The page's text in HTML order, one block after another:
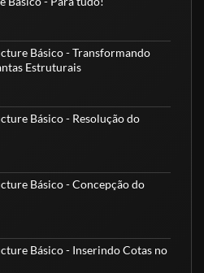
Básico - Transformando
Estruturais
Básico - Resolução do
Básico - Concepção do
Básico - Inserindo Cotas no